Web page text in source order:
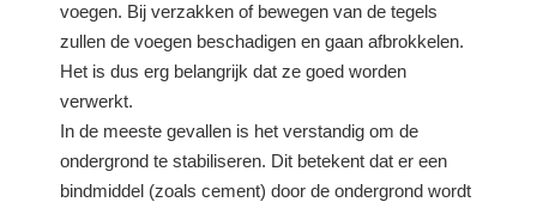
voegen. Bij verzakken of bewegen van de tegels
zullen de voegen beschadigen en gaan afbrokkelen.
Het is dus erg belangrijk dat ze goed worden
verwerkt.
In de meeste gevallen is het verstandig om de
ondergrond te stabiliseren. Dit betekent dat er een
bindmiddel (zoals cement) door de ondergrond wordt